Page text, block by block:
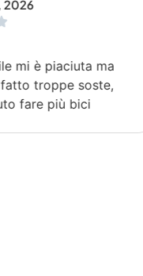
2026
mi è piaciuta ma
troppe soste,
fare più bici